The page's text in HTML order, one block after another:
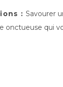
: Savourer
onctueuse qui